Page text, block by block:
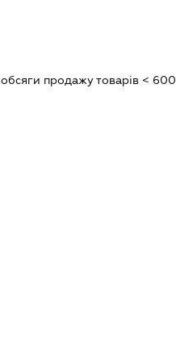
обсяги продажу товарiв < 600